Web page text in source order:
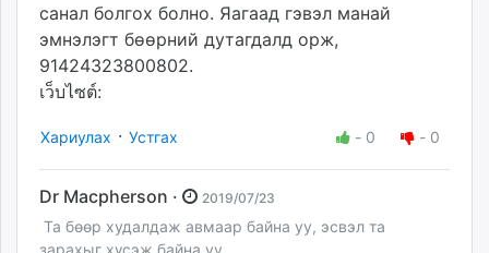
санал болгох болно. Яагаад гэвэл манай
эмнэлэгт бөөрний дутагдалд орж,
91424323800802.
เว็บไซต์:
Хариулах · Устгах - 0 - 0
Dr Macpherson · 2019/07/23
Та бөөр худалдаж авмаар байна уу, эсвэл та